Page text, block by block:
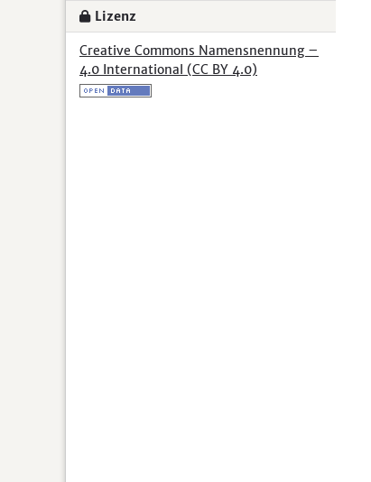
Lizenz
Creative Commons Namensnennung –
4.0 International (CC BY 4.0)